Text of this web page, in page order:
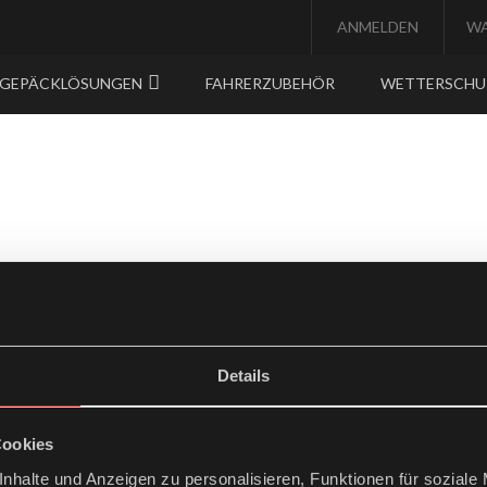
Details
und Anzeigen zu personalisieren, Funktionen für soziale
ANMELDEN
GEPÄCKLÖSUNGEN FAHRERZUBEHÖR